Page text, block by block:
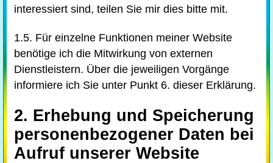
interessiert sind, teilen Sie mir dies bitte mit.
1.5. Für einzelne Funktionen meiner Website
benötige ich die Mitwirkung von externen
Dienstleistern. Über die jeweiligen Vorgänge
informiere ich Sie unter Punkt 6. dieser Erklärung.
2. Erhebung und Speicherung
personenbezogener Daten bei
Aufruf unserer Website